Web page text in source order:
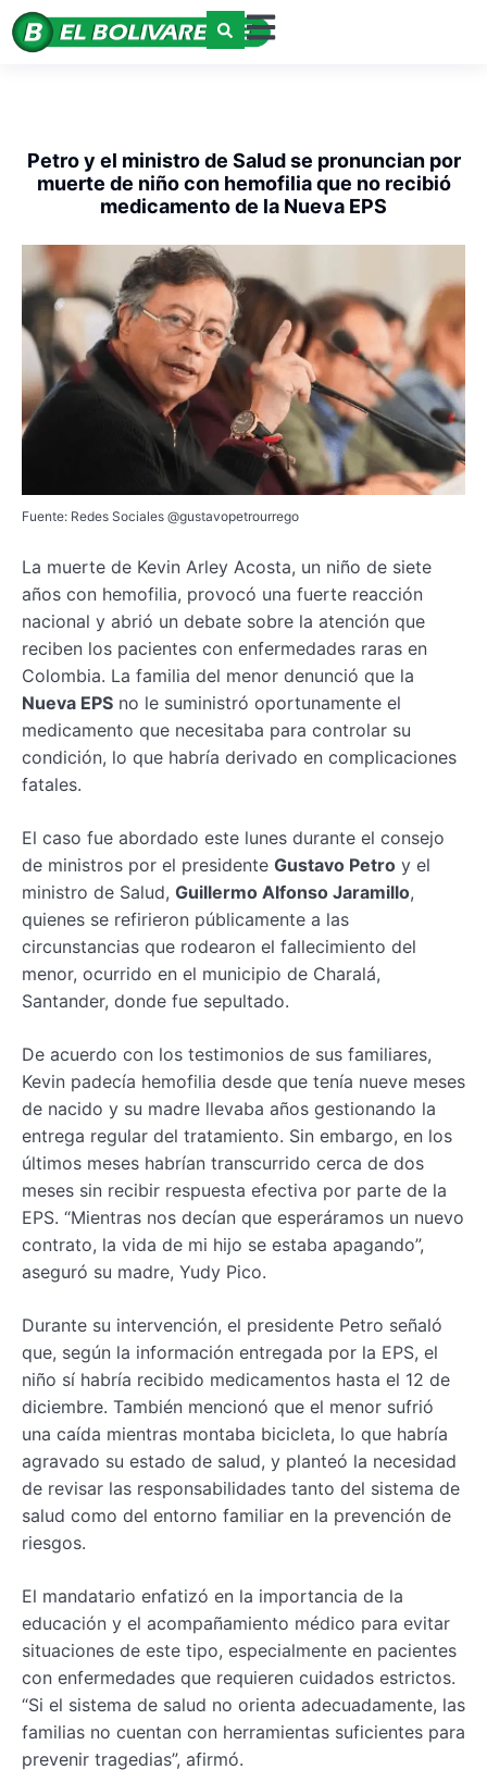
Petro y el ministro de Salud se pronuncian por
muerte de niño con hemofilia que no recibió
medicamento de la Nueva EPS
Fuente: Redes Sociales @gustavopetrourrego
La muerte de Kevin Arley Acosta, un niño de siete
años con hemofilia, provocó una fuerte reacción
nacional y abrió un debate sobre la atención que
reciben los pacientes con enfermedades raras en
Colombia. La familia del menor denunció que la
Nueva EPS no le suministró oportunamente el
medicamento que necesitaba para controlar su
condición, lo que habría derivado en complicaciones
fatales.
El caso fue abordado este lunes durante el consejo
de ministros por el presidente Gustavo Petro y el
ministro de Salud, Guillermo Alfonso Jaramillo,
quienes se refirieron públicamente a las
circunstancias que rodearon el fallecimiento del
menor, ocurrido en el municipio de Charalá,
Santander, donde fue sepultado.
De acuerdo con los testimonios de sus familiares,
Kevin padecía hemofilia desde que tenía nueve meses
de nacido y su madre llevaba años gestionando la
entrega regular del tratamiento. Sin embargo, en los
últimos meses habrían transcurrido cerca de dos
meses sin recibir respuesta efectiva por parte de la
EPS. “Mientras nos decían que esperáramos un nuevo
contrato, la vida de mi hijo se estaba apagando”,
aseguró su madre, Yudy Pico.
Durante su intervención, el presidente Petro señaló
que, según la información entregada por la EPS, el
niño sí habría recibido medicamentos hasta el 12 de
diciembre. También mencionó que el menor sufrió
una caída mientras montaba bicicleta, lo que habría
agravado su estado de salud, y planteó la necesidad
de revisar las responsabilidades tanto del sistema de
salud como del entorno familiar en la prevención de
riesgos.
El mandatario enfatizó en la importancia de la
educación y el acompañamiento médico para evitar
situaciones de este tipo, especialmente en pacientes
con enfermedades que requieren cuidados estrictos.
“Si el sistema de salud no orienta adecuadamente, las
familias no cuentan con herramientas suficientes para
prevenir tragedias”, afirmó.